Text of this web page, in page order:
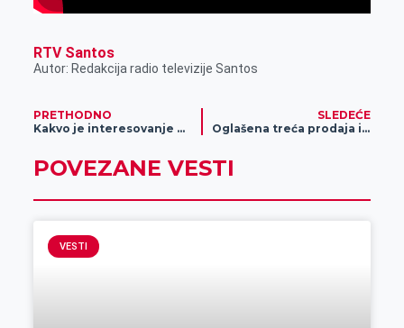
RTV Santos
Autor: Redakcija radio televizije Santos
PRETHODNO
Kakvo je interesovanje građana za pozorišne predstave
SLEDEĆE
Oglašena treća prodaja imovine firme „Pile&Pile“ u stečaju
POVEZANE VESTI
VESTI